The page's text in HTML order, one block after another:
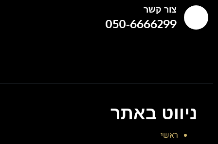
צור קשר
050-6666299
ניווט באתר
ראשי